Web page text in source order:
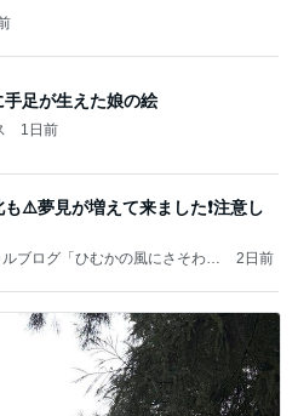
足が生えた娘の絵
1日前
⚠️夢見が増えて来ました❗️注意し
ブログ「ひむかの風にさそわれ
2日前